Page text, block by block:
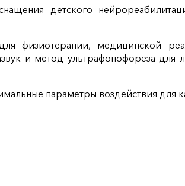
детского
физиотерапии, медицинской
и метод ультрафонофореза для
параметры воздействия для